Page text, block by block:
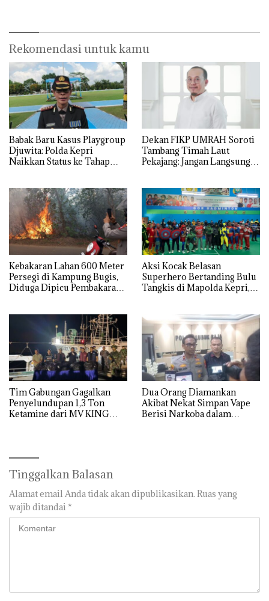
Rekomendasi untuk kamu
Babak Baru Kasus Playgroup
Djuwita: Polda Kepri
Naikkan Status ke Tahap
Dekan FIKP UMRAH Soroti
Tambang Timah Laut
Pekajang: Jangan Langsung
Lingkungannya
Kebakaran Lahan 600 Meter
Persegi di Kampung Bugis,
Diduga Dipicu Pembakaran
Aksi Kocak Belasan
Superhero Bertanding Bulu
Tangkis di Mapolda Kepri,
Tim Gabungan Gagalkan
Penyelundupan 1,3 Ton
Ketamine dari MV KING
Dua Orang Diamankan
Akibat Nekat Simpan Vape
Berisi Narkoba dalam
Tinggalkan Balasan
Alamat email Anda tidak akan dipublikasikan. Ruas yang
wajib ditandai *